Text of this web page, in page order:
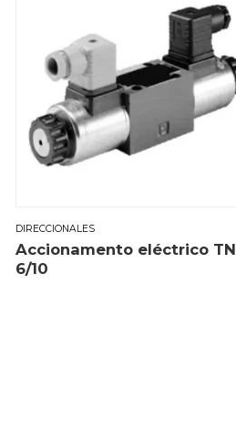
DIRECCIONALES
Accionamento eléctrico TN
6/10